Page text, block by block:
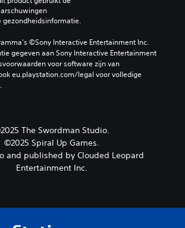
gezondheidsinformatie.
©Sony Interactive Entertainment Inc.
gegeven aan Sony Interactive Entertainment
voor software zijn van
eu.playstation.com/legal voor volledige
The Swordman Studio.
©2025 Spiral Up Games.
and published by Clouded Leopard
Entertainment Inc.